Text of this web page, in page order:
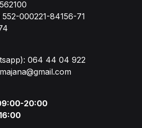
000221-84156-71
064 44 04 922
20:00